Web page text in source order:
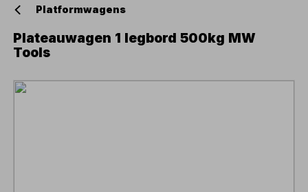
Platformwagens
Plateauwagen 1 legbord 500kg MW
Tools